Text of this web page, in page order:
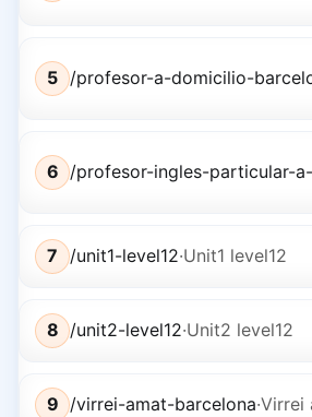
5
6
7 /unit1-level12·Unit1 level12
8 /unit2-level12·Unit2 level12
9 /virrei-amat-barcelona·Virrei